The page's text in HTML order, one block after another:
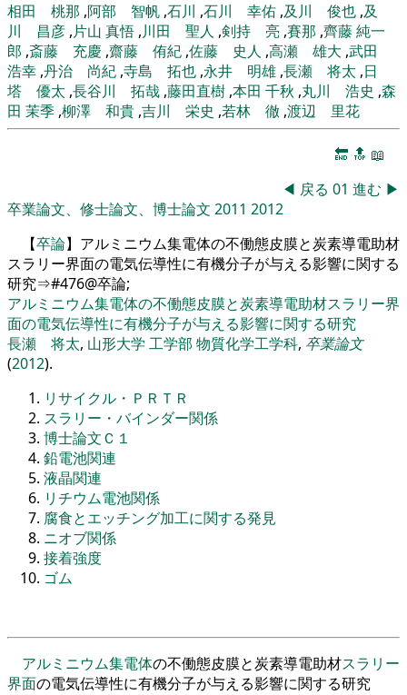
相田 桃那 ,阿部 智帆 ,石川 ,石川 幸佑 ,及川 俊也 ,及
川 昌彦 ,片山 真悟 ,川田 聖人 ,剣持 亮 ,賽那 ,齊藤 純一
郎 ,斎藤 充慶 ,齋藤 侑紀 ,佐藤 史人 ,高瀬 雄大 ,武田
浩幸 ,丹治 尚紀 ,寺島 拓也 ,永井 明雄 ,長瀬 将太 ,日
塔 優太 ,長谷川 拓哉 ,藤田直樹 ,本田 千秋 ,丸川 浩史 ,森
田 茉季 ,柳澤 和貴 ,吉川 栄史 ,若林 徹 ,渡辺 里花
🔚 🔝 📖
◀ 戻る 01 進む ▶
卒業論文、修士論文、博士論文 2011 2012
【卒論】アルミニウム集電体の不働態皮膜と炭素導電助材
スラリー界面の電気伝導性に有機分子が与える影響に関する
研究⇒#476@卒論;
アルミニウム集電体の不働態皮膜と炭素導電助材スラリー界
面の電気伝導性に有機分子が与える影響に関する研究
長瀬 将太, 山形大学 工学部 物質化学工学科, 卒業論文
(2012).
リサイクル・ＰＲＴＲ
スラリー・バインダー関係
博士論文Ｃ１
鉛電池関連
液晶関連
リチウム電池関係
腐食とエッチング加工に関する発見
ニオブ関係
接着強度
ゴム
アルミニウム集電体の不働態皮膜と炭素導電助材スラリー
界面の電気伝導性に有機分子が与える影響に関する研究